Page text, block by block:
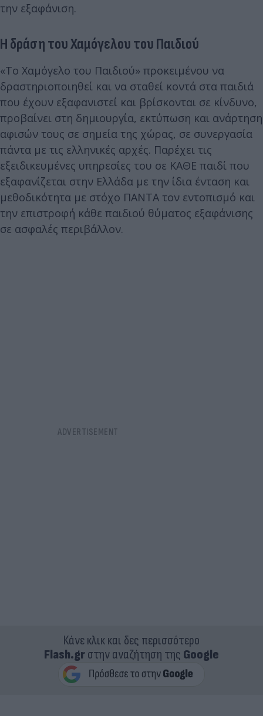
την εξαφάνιση.
Η δράση του Χαμόγελου του Παιδιού
«Το Χαμόγελο του Παιδιού» προκειμένου να
δραστηριοποιηθεί και να σταθεί κοντά στα παιδιά
που έχουν εξαφανιστεί και βρίσκονται σε κίνδυνο,
προβαίνει στη δημιουργία, εκτύπωση και ανάρτηση
αφισών τους σε σημεία της χώρας, σε συνεργασία
πάντα με τις ελληνικές αρχές. Παρέχει τις
εξειδικευμένες υπηρεσίες του σε ΚΑΘΕ παιδί που
εξαφανίζεται στην Ελλάδα με την ίδια ένταση και
μεθοδικότητα με στόχο ΠΑΝΤΑ τον εντοπισμό και
την επιστροφή κάθε παιδιού θύματος εξαφάνισης
σε ασφαλές περιβάλλον.
Κάνε κλικ και δες περισσότερο
Flash.grστην αναζήτηση της Google